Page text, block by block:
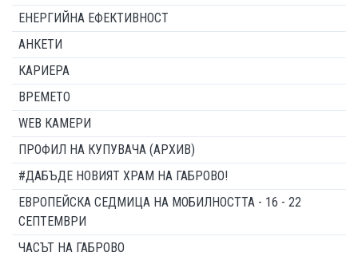
ЕНЕРГИЙНА ЕФЕКТИВНОСТ
АНКЕТИ
КАРИЕРА
ВРЕМЕТО
WEB КАМЕРИ
ПРОФИЛ НА КУПУВАЧА (АРХИВ)
#ДАБЪДЕ НОВИЯТ ХРАМ НА ГАБРОВО!
ЕВРОПЕЙСКА СЕДМИЦА НА МОБИЛНОСТТА - 16 - 22
СЕПТЕМВРИ
ЧАСЪТ НА ГАБРОВО